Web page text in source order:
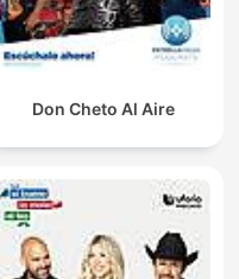
Don Cheto Al Aire